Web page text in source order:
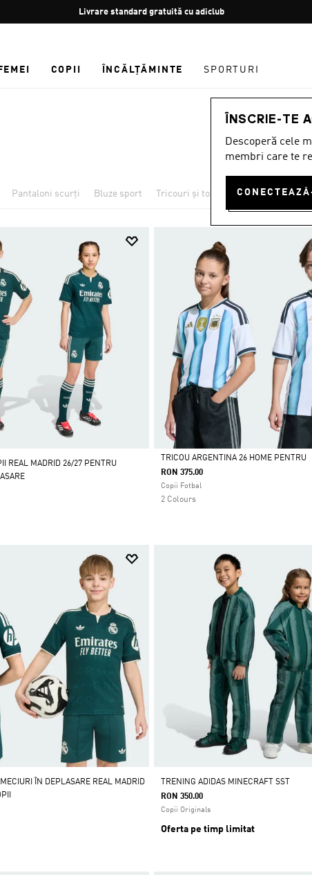
Oprește
rotația
Retur gratuit
FEMEI COPII ÎNCĂLȚĂMINTE SPORTURI
ÎNSCRIE-TE
Descoperă cele
membri care te
Pantaloni scurți Bluze sport Tricouri și topuri Topuri
REAL MADRID 26/27 PENTRU
Da
TRICOU ARGENTINA 26 HOME PENTRU
RON 375.00
Copii Fotbal
2 Colours
MECIURI ÎN DEPLASARE REAL MADRID
TRENING ADIDAS MINECRAFT SST
RON 350.00
Copii Originals
Oferta pe timp limitat